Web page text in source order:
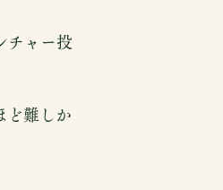
チャー投
ど難しか